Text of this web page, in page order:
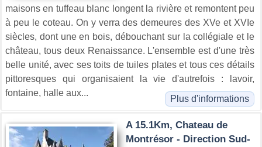
maisons en tuffeau blanc longent la rivière et remontent peu
à peu le coteau. On y verra des demeures des XVe et XVIe
siècles, dont une en bois, débouchant sur la collégiale et le
château, tous deux Renaissance. L'ensemble est d'une très
belle unité, avec ses toits de tuiles plates et tous ces détails
pittoresques qui organisaient la vie d'autrefois : lavoir,
fontaine, halle aux...
Plus d'informations
A 15.1Km, Chateau de
Montrésor - Direction Sud-